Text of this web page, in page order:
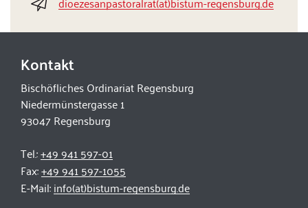
Kontakt
Bischöfliches Ordinariat Regensburg
Niedermünstergasse 1
93047 Regensburg
Tel.:+49 941 597-01
Fax:+49 941 597-1055
E-Mail:info(at)bistum-regensburg.de